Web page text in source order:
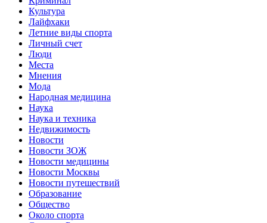
Культура
Лайфхаки
Летние виды спорта
Личный счет
Люди
Места
Мнения
Мода
Народная медицина
Наука
Наука и техника
Недвижимость
Новости
Новости ЗОЖ
Новости медицины
Новости Москвы
Новости путешествий
Образование
Общество
Около спорта